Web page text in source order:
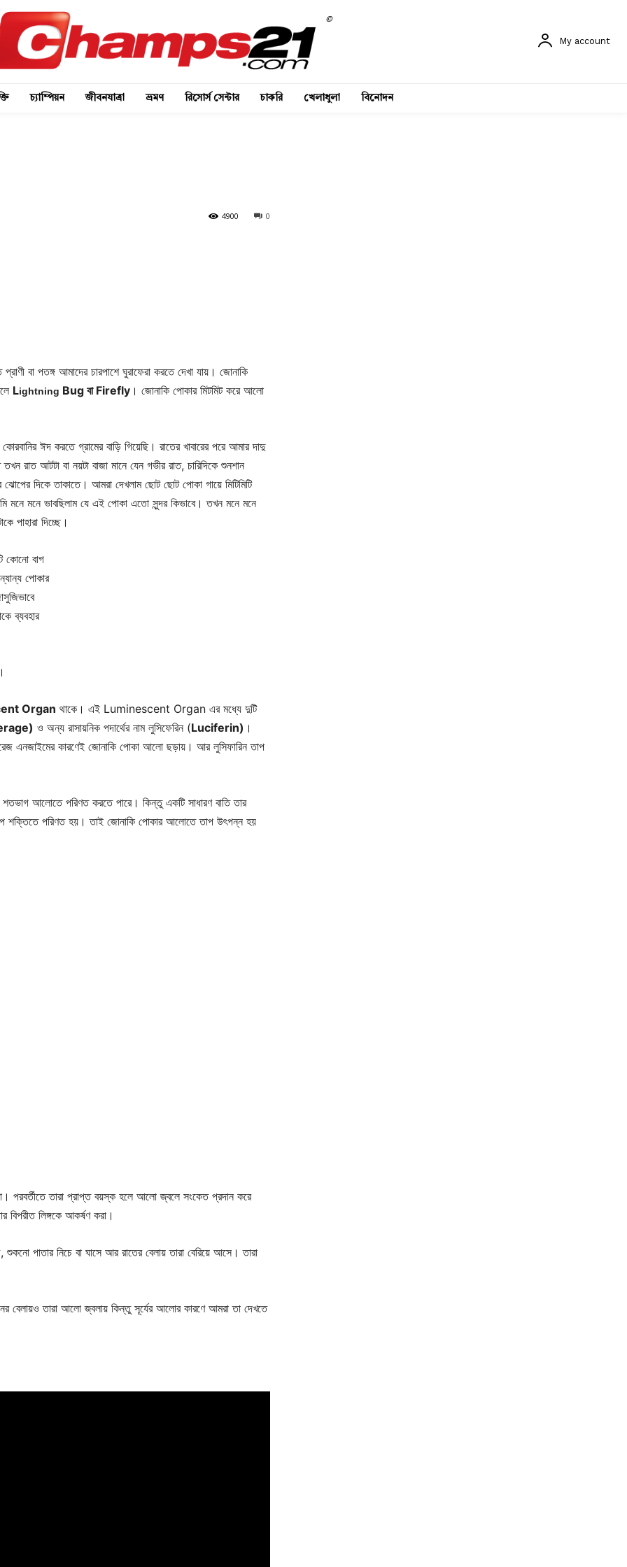
©
My account
চ্যাম্পিয়ন জীবনযাত্রা ভ্রমণ রিসোর্স সেন্টার চাকরি খেলাধুলা বিনোদন
0
4900
বা পতঙ্গ আমাদের চারপাশে ঘুরাফেরা করতে দেখা যায়। জোনাকি
Lightning Bug বা Firefly । জোনাকি পোকার মিটমিট করে আলো
ঈদ করতে গ্রামের বাড়ি গিয়েছি। রাতের খাবারের পরে আমার দাদু
রাত আটটা বা নয়টা বাজা মানে যেন গভীর রাত, চারিদিকে শুনশান
দিকে তাকাতে। আমরা দেখলাম ছোট ছোট পোকা গায়ে মিটিমিটি
মনে ভাবছিলাম যে এই পোকা এতো সুন্দর কিভাবে। তখন মনে মনে
পাহারা দিচ্ছে।
কোনো বাগ
পোকার
ব্যবহার
Organ থাকে। এই Luminescent Organ এর মধ্যে দুটি
ও অন্য রাসায়নিক পদার্থের নাম লুসিফেরিন (Luciferin) ।
এনজাইমের কারণেই জোনাকি পোকা আলো ছড়ায়। আর লুসিফারিন তাপ
আলোতে পরিণত করতে পারে। কিন্তু একটি সাধারণ বাতি তার
শক্তিতে পরিণত হয়। তাই জোনাকি পোকার আলোতে তাপ উৎপন্ন হয়
পরবর্তীতে তারা প্রাপ্ত বয়স্ক হলে আলো জ্বলে সংকেত প্রদান করে
লিঙ্গকে আকর্ষণ করা।
পাতার নিচে বা ঘাসে আর রাতের বেলায় তারা বেরিয়ে আসে। তারা
বেলায়ও তারা আলো জ্বলায় কিন্তু সূর্যের আলোর কারণে আমরা তা দেখতে